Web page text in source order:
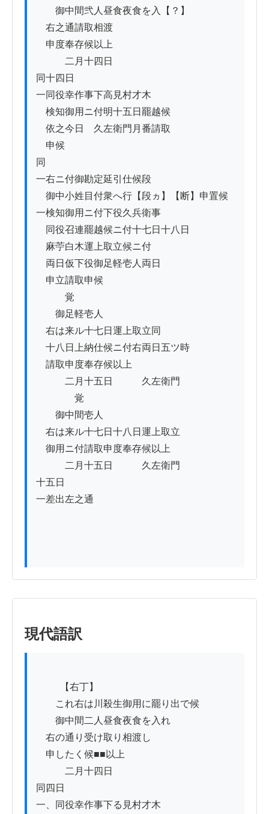
御中間弐人昼食夜食を入【？】
右之通請取相渡
申度奉存候以上
二月十四日
同十四日
一同役幸作事下高見村才木
検知御用ニ付明十五日罷越候
依之今日ゟ久左衛門月番請取
申候
同
一右ニ付御勘定延引仕候段
御中小姓目付衆へ行【段ヵ】【断】申置候
一検知御用ニ付下役久兵衛事
同役召連罷越候ニ付十七日十八日
麻苧白木運上取立候ニ付
両日仮下役御足軽壱人両日
申立請取申候
覚
御足軽壱人
右は来ル十七日運上取立同
十八日上納仕候ニ付右両日五ツ時ゟ
請取申度奉存候以上
二月十五日　　　久左衛門
覚
御中間壱人
右は来ル十七日十八日運上取立
御用ニ付請取申度奉存候以上
二月十五日　　　久左衛門
十五日
一差出左之通
現代語訳
これ右は川殺生御用に罷り出で候
御中間二人昼食夜食を入れ
右の通り受け取り相渡し
申したく候■■以上
二月十四日
同四日
一、同役幸作事下る見村才木